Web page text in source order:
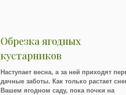
Обрезка ягодных
кустарников
Наступает весна, а за ней приходят
дачные заботы. Как только растает
Вашем ягодном саду, пока почки на